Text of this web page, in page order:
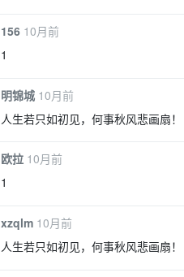
156 10月前
1
明锦城 10月前
人生若只如初见，何事秋风悲画扇！
欧拉 10月前
1
xzqlm 10月前
人生若只如初见，何事秋风悲画扇！